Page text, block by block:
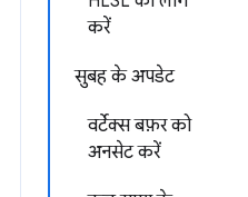
करें
सुबह के अपडेट
वर्टेक्स बफ़र को
अनसेट करें